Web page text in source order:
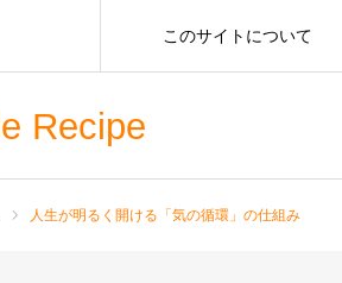
Recipe
このサイトについて
人生が明るく開ける「気の循環」の仕組み